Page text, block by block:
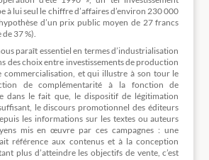
à lui seul le chiffre d’affaires d’environ 230 000
d’un prix public moyen de 27 francs
37 %).
paraît essentiel en termes d’industrialisation
des choix entre investissements de production
commercialisation, et qui illustre à son tour le
de complémentarité à la fonction de
dans le fait que, le dispositif de légitimation
le discours promotionnel des éditeurs
les informations sur les textes ou auteurs
mis en œuvre par ces campagnes : une
référence aux contenus et à la conception
plus d’atteindre les objectifs de vente, c’est